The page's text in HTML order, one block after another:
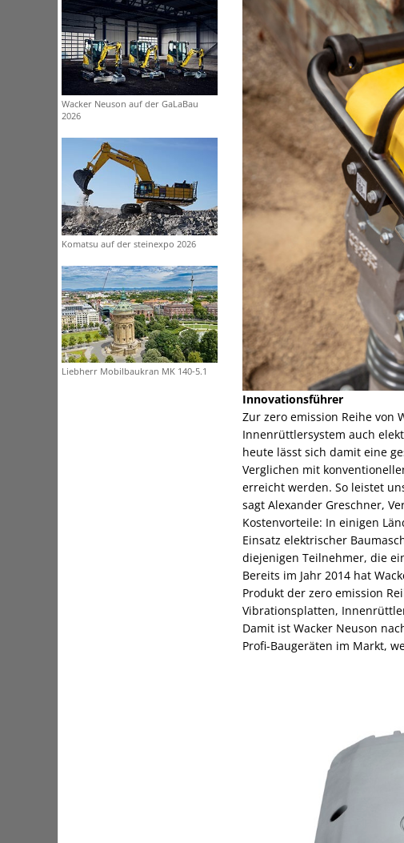
Wacker Neuson auf der GaLaBau
2026
Komatsu auf der steinexpo 2026
Liebherr Mobilbaukran MK 140-5.1
Innovationsführer
Zur zero emission Reihe von
Innenrüttlersystem auch
heute lässt sich damit eine
Verglichen mit
erreicht werden. So leistet
sagt Alexander Greschner,
Kostenvorteile: In einigen
Einsatz elektrischer
diejenigen Teilnehmer, die
Bereits im Jahr 2014 hat
Produkt der zero emission
Vibrationsplatten,
Damit ist Wacker Neuson
Profi-Baugeräten im Markt,